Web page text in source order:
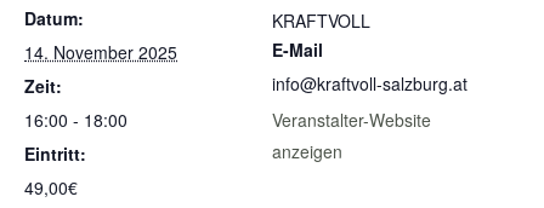
Datum:
14. November 2025
Zeit:
16:00 - 18:00
Eintritt:
49,00€
KRAFTVOLL
E-Mail
info@kraftvoll-salzburg.at
Veranstalter-Website
anzeigen